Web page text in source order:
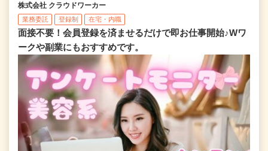
株式会社 クラウドワーカー
業務委託 登録制 在宅・内職
面接不要！会員登録を済ませるだけで即お仕事開始♪Wワ
ークや副業にもおすすめです。